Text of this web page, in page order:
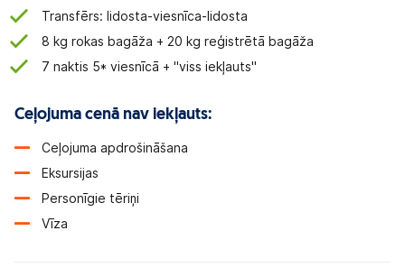
Transfērs: lidosta-viesnīca-lidosta
8 kg rokas bagāža + 20 kg reģistrētā bagāža
7 naktis 5* viesnīcā + "viss iekļauts"
Ceļojuma cenā nav iekļauts:
Ceļojuma apdrošināšana
Eksursijas
Personīgie tēriņi
Vīza